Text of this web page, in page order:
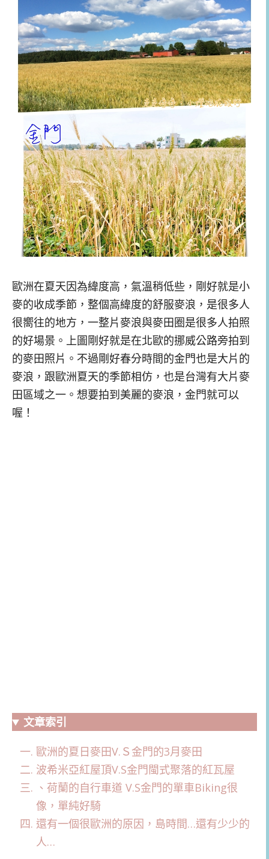
歐洲在夏天因為緯度高，氣溫稍低些，剛好就是小
麥的收成季節，整個高緯度的舒服麥浪，是很多人
很嚮往的地方，一整片麥浪與麥田圈是很多人拍照
的好場景。上圖剛好就是在北歐的挪威公路旁拍到
的麥田照片。不過剛好春分時間的金門也是大片的
麥浪，跟歐洲夏天的季節相仿，也是台灣有大片麥
田區域之一。想要拍到美麗的麥浪，金門就可以
喔！
文章索引
歐洲的夏日麥田V.Ｓ金門的3月麥田
波希米亞紅屋頂V.S金門閩式聚落的紅瓦屋
、荷蘭的自行車道 V.S金門的單車Biking很
像，單純好騎
還有一個很歐洲的原因，島時間…還有少少的
人…